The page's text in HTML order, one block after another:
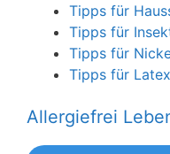
Tipps für
Tipps für
Tipps für
Tipps für
Allergiefrei